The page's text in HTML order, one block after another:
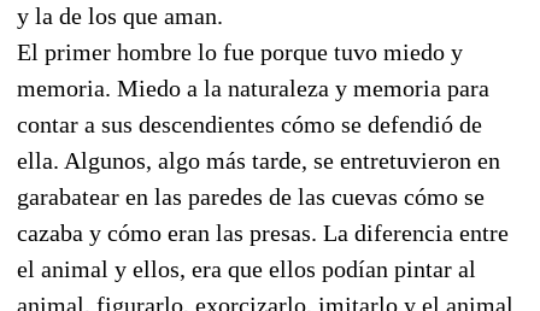
y la de los que aman.
El primer hombre lo fue porque tuvo miedo y
memoria. Miedo a la naturaleza y memoria para
contar a sus descendientes cómo se defendió de
ella. Algunos, algo más tarde, se entretuvieron en
garabatear en las paredes de las cuevas cómo se
cazaba y cómo eran las presas. La diferencia entre
el animal y ellos, era que ellos podían pintar al
animal, figurarlo, exorcizarlo, imitarlo y el animal